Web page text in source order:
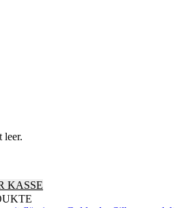
leer.
KASSE